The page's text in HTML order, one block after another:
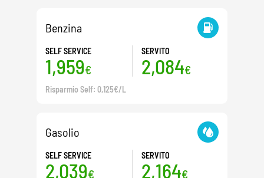
Benzina
SELF SERVICE
1,959€
SERVITO
2,084€
Risparmio Self: 0,125€/L
Gasolio
SELF SERVICE
2,039€
SERVITO
2,164€